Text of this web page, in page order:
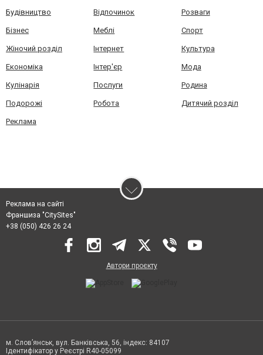
Будівництво Відпочинок Розваги
Бізнес Меблі Спорт
Жіночий розділ Інтернет Культура
Економіка Інтер'єр Мода
Кулінарія Послуги Родина
Подорожі Робота Дитячий розділ
Реклама
Реклама на сайті
Франшиза "CitySites"
+38 (050) 426 26 24
Автори проєкту
м. Слов’янськ, вул. Банківська, 56, індекс: 84107
Ідентифікатор у Реєстрі R40-05099